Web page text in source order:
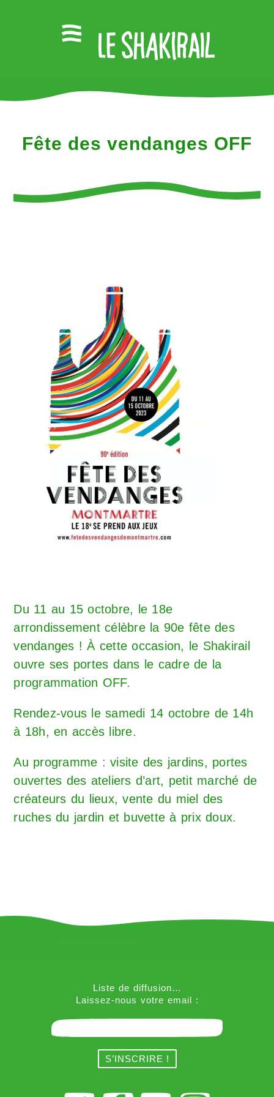
Fête des vendanges OFF
Du 11 au 15 octobre, le 18e
arrondissement célèbre la 90e fête des
vendanges ! À cette occasion, le Shakirail
ouvre ses portes dans le cadre de la
programmation OFF.
Rendez-vous le samedi 14 octobre de 14h
à 18h, en accès libre.
Au programme : visite des jardins, portes
ouvertes des ateliers d’art, petit marché de
créateurs du lieux, vente du miel des
ruches du jardin et buvette à prix doux.
Liste de diffusion…
Laissez-nous votre email :